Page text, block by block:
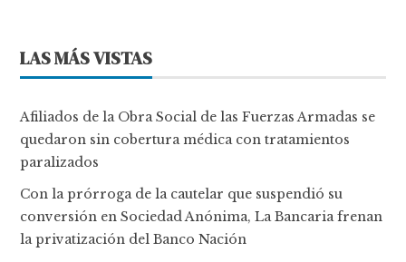
LAS MÁS VISTAS
Afiliados de la Obra Social de las Fuerzas Armadas se
quedaron sin cobertura médica con tratamientos
paralizados
Con la prórroga de la cautelar que suspendió su
conversión en Sociedad Anónima, La Bancaria frenan
la privatización del Banco Nación